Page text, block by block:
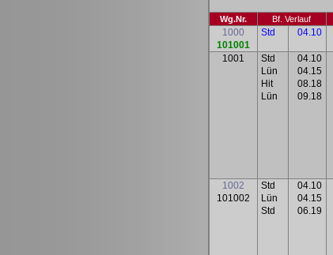
Wg.Nr. Bf. Verlauf
1000
101001
Std 04.10
1001
Std
Lün
Hit
Lün
04.10
04.15
08.18
09.18
1002
101002
Std
Lün
Std
04.10
04.15
06.19